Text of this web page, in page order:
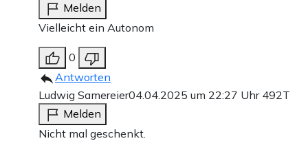
Melden
Vielleicht ein Autonom
0
Antworten
Ludwig Samereier04.04.2025 um 22:27 Uhr 492T
Melden
Nicht mal geschenkt.